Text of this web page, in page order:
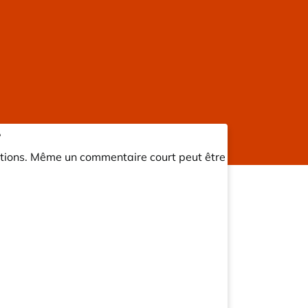
Même un commentaire court peut être